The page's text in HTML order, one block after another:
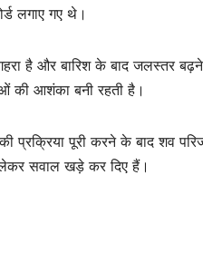
लगाए गए थे।
है और बारिश के बाद जलस्तर
की आशंका बनी रहती है।
प्रक्रिया पूरी करने के बाद शव
लेकर सवाल खड़े कर दिए हैं।